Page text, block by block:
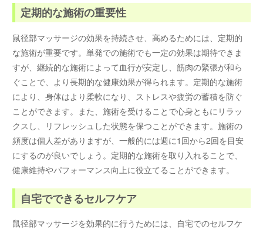
定期的な施術の重要性
鼠径部マッサージの効果を持続させ、高めるためには、定期的
な施術が重要です。単発での施術でも一定の効果は期待できま
すが、継続的な施術によって血行が安定し、筋肉の緊張が和ら
ぐことで、より長期的な健康効果が得られます。定期的な施術
により、身体はより柔軟になり、ストレスや疲労の蓄積を防ぐ
ことができます。また、施術を受けることで心身ともにリラッ
クスし、リフレッシュした状態を保つことができます。施術の
頻度は個人差がありますが、一般的には週に1回から2回を目安
にするのが良いでしょう。定期的な施術を取り入れることで、
健康維持やパフォーマンス向上に役立てることができます。
自宅でできるセルフケア
鼠径部マッサージを効果的に行うためには、自宅でのセルフケ